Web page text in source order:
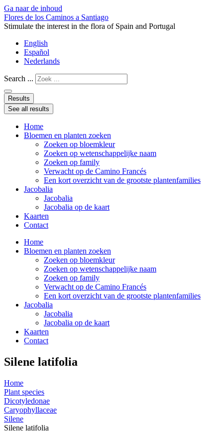
Ga naar de inhoud
Flores de los Caminos a Santiago
Stimulate the interest in the flora of Spain and Portugal
English
Español
Nederlands
Search ...
Results
See all results
Home
Bloemen en planten zoeken
Zoeken op bloemkleur
Zoeken op wetenschappelijke naam
Zoeken op family
Verwacht op de Camino Francés
Een kort overzicht van de grootste plantenfamilies
Jacobalia
Jacobalia
Jacobalia op de kaart
Kaarten
Contact
Home
Bloemen en planten zoeken
Zoeken op bloemkleur
Zoeken op wetenschappelijke naam
Zoeken op family
Verwacht op de Camino Francés
Een kort overzicht van de grootste plantenfamilies
Jacobalia
Jacobalia
Jacobalia op de kaart
Kaarten
Contact
Silene latifolia
Home
Plant species
Dicotyledonae
Caryophyllaceae
Silene
Silene latifolia